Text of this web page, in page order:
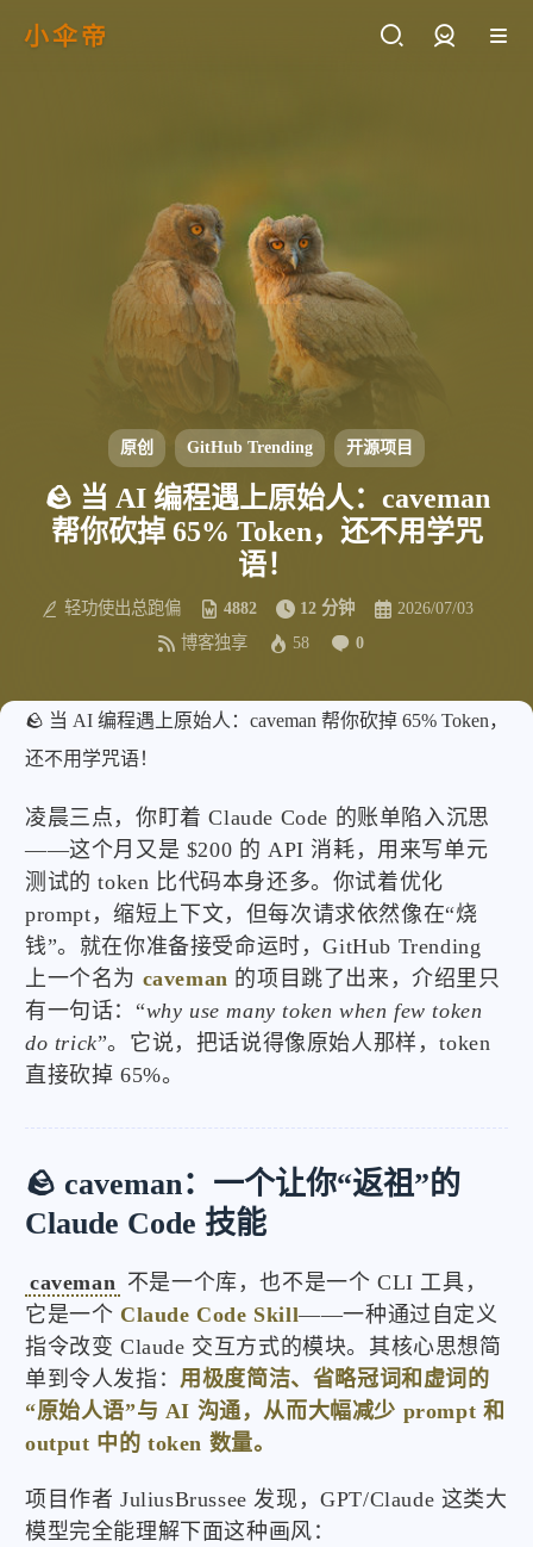
小伞帝
原创 GitHub Trending 开源项目
🪨 当 AI 编程遇上原始人：caveman
帮你砍掉 65% Token，还不用学咒
语！
轻功使出总跑偏 4882 12 分钟
2026/07/03
博客独享
58 0
🪨 当 AI 编程遇上原始人：caveman 帮你砍掉 65% Token，
还不用学咒语！
凌晨三点，你盯着 Claude Code 的账单陷入沉思
——这个月又是 $200 的 API 消耗，用来写单元
测试的 token 比代码本身还多。你试着优化
prompt，缩短上下文，但每次请求依然像在“烧
钱”。就在你准备接受命运时，GitHub Trending
上一个名为 caveman 的项目跳了出来，介绍里只
有一句话：“why use many token when few token
do trick”。它说，把话说得像原始人那样，token
直接砍掉 65%。
🪨 caveman：一个让你“返祖”的
Claude Code 技能
caveman 不是一个库，也不是一个 CLI 工具，
它是一个 Claude Code Skill——一种通过自定义
指令改变 Claude 交互方式的模块。其核心思想简
单到令人发指：用极度简洁、省略冠词和虚词的
“原始人语”与 AI 沟通，从而大幅减少 prompt 和
output 中的 token 数量。
项目作者 JuliusBrussee 发现，GPT/Claude 这类大
模型完全能理解下面这种画风：